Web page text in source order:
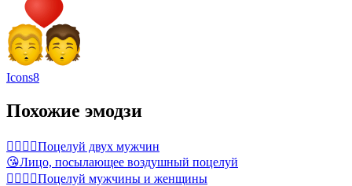
Icons8
Похожие эмодзи
👨‍❤️‍💋‍👨Поцелуй двух мужчин
😘Лицо, посылающее воздушный поцелуй
👩‍❤️‍💋‍👨Поцелуй мужчины и женщины